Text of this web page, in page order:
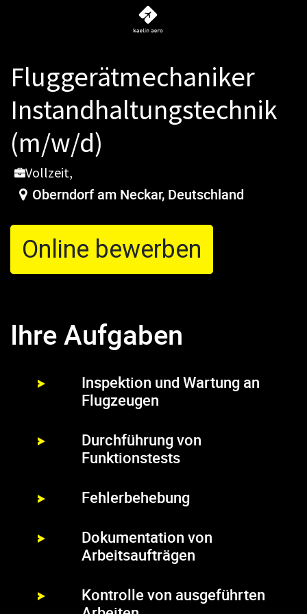
Fluggerätmechaniker
Instandhaltungstechnik
(m/w/d)
Vollzeit,
Oberndorf am Neckar, Deutschland
Online bewerben
Ihre Aufgaben
Inspektion und Wartung an
Flugzeugen
Durchführung von
Funktionstests
Fehlerbehebung
Dokumentation von
Arbeitsaufträgen
Kontrolle von ausgeführten